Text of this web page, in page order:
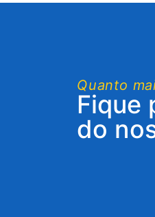
Quanto
Fique
do